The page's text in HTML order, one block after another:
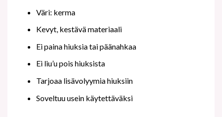
Väri: kerma
Kevyt, kestävä materiaali
Ei paina hiuksia tai päänahkaa
Ei liu’u pois hiuksista
Tarjoaa lisävolyymia hiuksiin
Soveltuu usein käytettäväksi